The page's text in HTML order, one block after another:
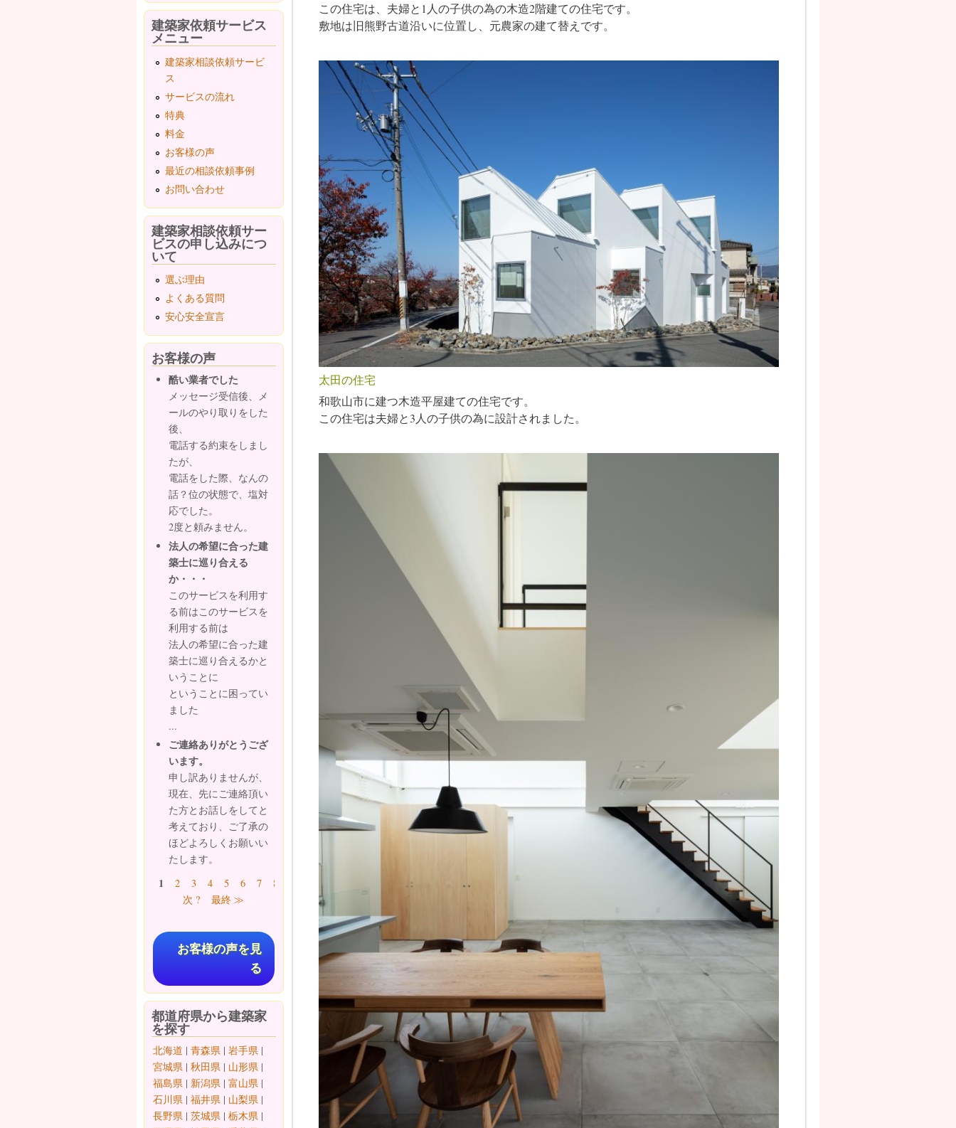
この住宅は、夫婦と1人の子供の為の木造2階建ての住宅です。
敷地は旧熊野古道沿いに位置し、元農家の建て替えです。
太田の住宅
和歌山市に建つ木造平屋建ての住宅です。
この住宅は夫婦と3人の子供の為に設計されました。
建築家依頼サービス
メニュー
建築家相談依頼サービ
ス
サービスの流れ
特典
料金
お客様の声
最近の相談依頼事例
お問い合わせ
建築家相談依頼サー
ビスの申し込みにつ
いて
選ぶ理由
よくある質問
安心安全宣言
お客様の声
酷い業者でした
メッセージ受信後、メ
ールのやり取りをした
後、
電話する約束をしまし
たが、
電話をした際、なんの
話？位の状態で、塩対
応でした。
2度と頼みません。
法人の希望に合った建
築士に巡り合える
か・・・
このサービスを利用す
る前はこのサービスを
利用する前は
法人の希望に合った建
築士に巡り合えるかと
いうことに
ということに困ってい
ました
...
ご連絡ありがとうござ
います。
申し訳ありませんが、
現在、先にご連絡頂い
た方とお話しをしてと
考えており、ご了承の
ほどよろしくお願いい
たします。
ページ
1 2 3 4 5 6 7 8
次 ?
最終 ≫
お客様の声を見
る
都道府県から建築家
を探す
北海道 | 青森県 | 岩手県 |
宮城県 | 秋田県 | 山形県 |
福島県 | 新潟県 | 富山県 |
石川県 | 福井県 | 山梨県 |
長野県 | 茨城県 | 栃木県 |